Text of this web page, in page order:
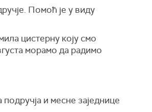
Помоћ је у виду
цистерну коју смо
морамо да радимо
и месне заједнице